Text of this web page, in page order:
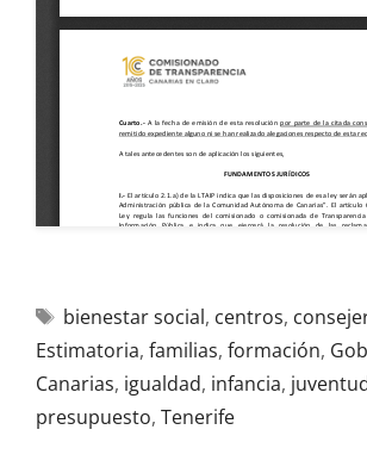
bienestar social, centros,
Estimatoria, familias, formación,
Canarias, igualdad, infancia,
presupuesto, Tenerife